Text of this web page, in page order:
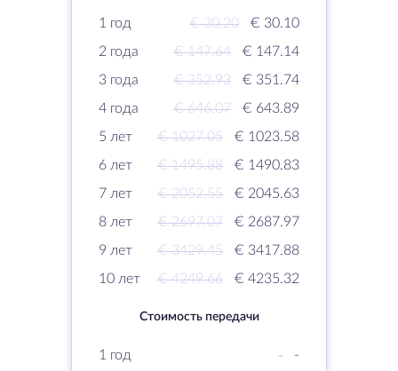
1 год € 30.20
€ 30.10
2 года
€ 147.64
€ 147.14
3 года
€ 352.93
€ 351.74
4 года
€ 646.07
€ 643.89
5 лет
€ 1027.05
€ 1023.58
6 лет
€ 1495.88
€ 1490.83
7 лет
€ 2052.55
€ 2045.63
8 лет
€ 2697.07
€ 2687.97
9 лет
€ 3429.45
€ 3417.88
10 лет
€ 4249.66 € 4235.32
Стоимость передачи
1 год -
-